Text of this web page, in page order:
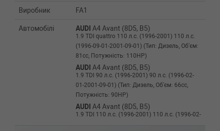
Виробник FA1
Автомобілі AUDI A4 Avant (8D5, B5)
1.9 TDI quattro 110 л.с. (1996-2001) 110 л.с.
(1996-09-01-2001-09-01) (Тип: Дизель, Об'єм:
81cc, Потужність: 110HP)
AUDI A4 Avant (8D5, B5)
1.9 TDI 90 л.с. (1996-2001) 90 л.с. (1996-02-
01-2001-09-01) (Тип: Дизель, Об'єм: 66cc,
Потужність: 90HP)
AUDI A4 Avant (8D5, B5)
1.9 TDI 110 л.с. (1996-2001) 110 л.с. (1996-02-